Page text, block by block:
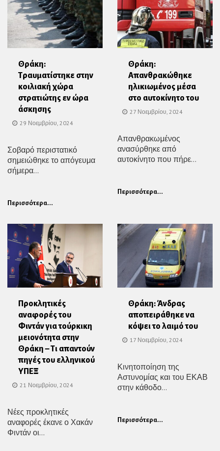
Θράκη:
Τραυματίστηκε στην
κοιλιακή χώρα
στρατιώτης εν ώρα
άσκησης
29 Νοεμβρίου, 2024
Σοβαρό περιστατικό
σημειώθηκε το απόγευμα
σήμερα...
Περισσότερα...
Θράκη:
Απανθρακώθηκε
ηλικιωμένος μέσα
στο αυτοκίνητο του
27 Νοεμβρίου, 2024
Απανθρακωμένος
ανασύρθηκε από
αυτοκίνητο που πήρε...
Περισσότερα...
Προκλητικές
αναφορές του
Φιντάν για τούρκικη
μειονότητα στην
Θράκη – Τι απαντούν
πηγές του ελληνικού
ΥΠΕΞ
21 Νοεμβρίου, 2024
Νέες προκλητικές
αναφορές έκανε ο Χακάν
Φιντάν οι...
Θράκη: Άνδρας
αποπειράθηκε να
κόψει το λαιμό του
17 Νοεμβρίου, 2024
Κινητοποίηση της
Αστυνομίας και του ΕΚΑΒ
στην κάθοδο...
Περισσότερα...